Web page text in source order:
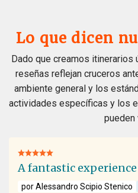
Lo que dicen
Dado que creamos itinerarios
reseñas reflejan cruceros
ambiente general y los
actividades específicas y los
pueden
A fantastic experience
por Alessandro Scipio Stenico